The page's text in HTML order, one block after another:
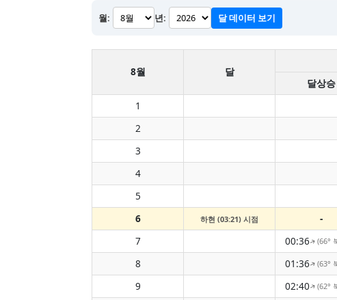
월: 년: 달 데이터 보기
8월 달
달상승
1
2
3
4
5
6
하현 (03:21) 시점 -
7
00:36↑(66°
8
01:36↑(63°
9
02:40↑(62°